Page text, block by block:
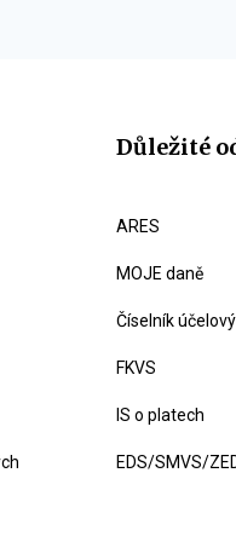
Důležité
ARES
MOJE daně
Číselník
FKVS
IS o platech
EDS/SMVS/